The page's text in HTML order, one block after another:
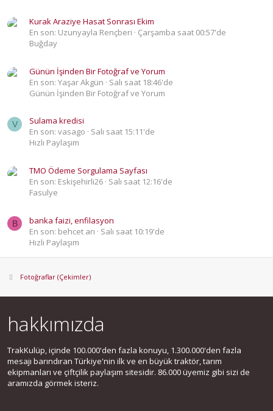
Kurak Araziye Hasat Sonrası Ekim
En son: Uzunyayla Rençberi
Çarşamba saat 00:57'de
Buğday
Günün İşinden Bir Fotoğraf ve Yorum
En son: Yaşar Akgün
Salı saat 18:46'de
Günün İşinden Bir Fotoğraf ve Yorum
V
Sulama kredisi
En son: vasago
Salı saat 15:11'de
Hızlı Paylaşım
TMO Ödeme Sorgulama Sayfası
En son: Eskişehirli26 Salı saat 12:16'de
Fasulye
B
banka faizi, enfilasyon
En son: behcet arı
Salı saat 10:19'de
Hızlı Paylaşım
Fotoğraflar (Çekimler)
hakkımızda
TrakKulüp, içinde 100.000'den fazla konuyu, 1.300.000'den fazla
mesajı barındıran Türkiye'nin ilk ve en büyük traktör, tarım
ekipmanları ve çiftçilik paylaşım sitesidir. 86.000 üyemiz gibi sizi de
aramızda görmek isteriz.